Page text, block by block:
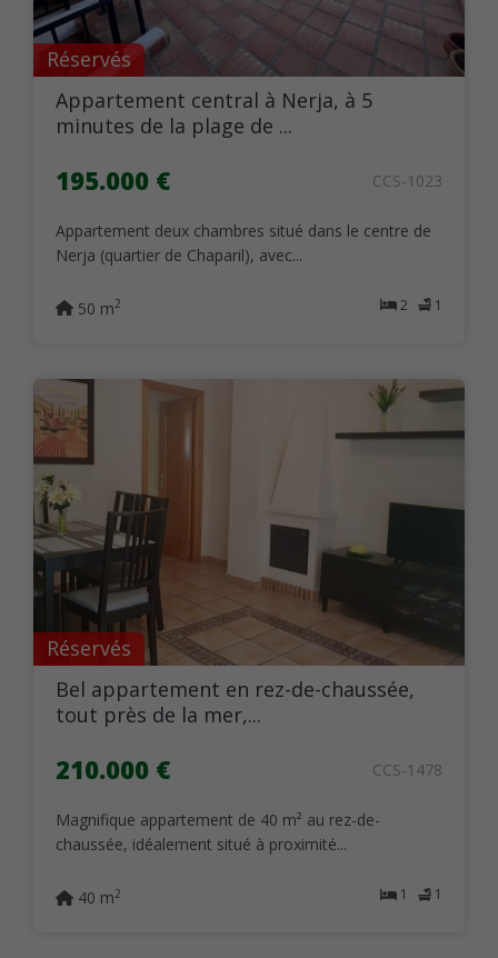
Réservés
Appartement central à Nerja, à 5
minutes de la plage de ...
195.000 € CCS-1023
Appartement deux chambres situé dans le centre de
Nerja (quartier de Chaparil), avec...
2 1
50 m2
Réservés
Bel appartement en rez-de-chaussée,
tout près de la mer,...
210.000 € CCS-1478
Magnifique appartement de 40 m² au rez-de-
chaussée, idéalement situé à proximité...
1 1
40 m2